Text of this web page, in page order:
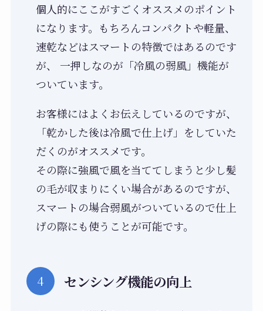
個人的にここがすごくオススメのポイント
になります。もちろんコンパクトや軽量、
速乾などはスマートの特徴ではあるのです
が、 一押しなのが「冷風の弱風」機能が
ついています。
お客様にはよくお伝えしているのですが、
「乾かした後は冷風で仕上げ」をしていた
だくのがオススメです。
その際に強風で風を当ててしまうと少し髪
の毛が収まりにくい場合があるのですが、
スマートの場合弱風がついているので仕上
げの際にも使うことが可能です。
センシング機能の向上